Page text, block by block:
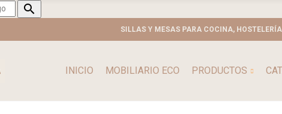

SILLAS Y MESAS PARA COCINA,
INICIO MOBILIARIO ECO PRODUCTOS